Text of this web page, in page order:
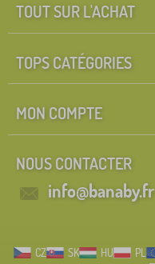
TOUT SUR L'ACHAT
TOPS CATÉGORIES
MON COMPTE
NOUS CONTACTER
info@banaby.fr
CZ SK HU PL